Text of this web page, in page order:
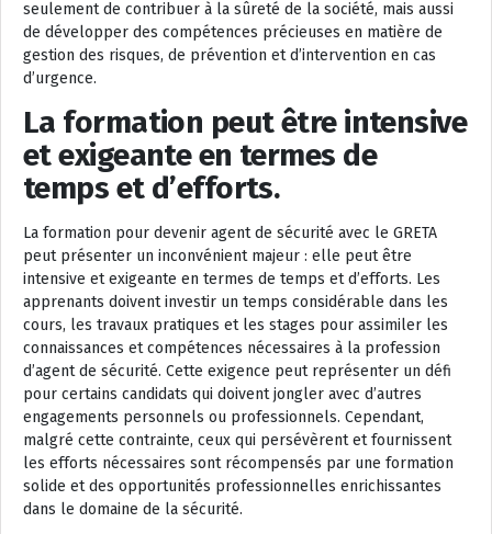
seulement de contribuer à la sûreté de la société, mais aussi
de développer des compétences précieuses en matière de
gestion des risques, de prévention et d’intervention en cas
d’urgence.
La formation peut être intensive
et exigeante en termes de
temps et d’efforts.
La formation pour devenir agent de sécurité avec le GRETA
peut présenter un inconvénient majeur : elle peut être
intensive et exigeante en termes de temps et d’efforts. Les
apprenants doivent investir un temps considérable dans les
cours, les travaux pratiques et les stages pour assimiler les
connaissances et compétences nécessaires à la profession
d’agent de sécurité. Cette exigence peut représenter un défi
pour certains candidats qui doivent jongler avec d’autres
engagements personnels ou professionnels. Cependant,
malgré cette contrainte, ceux qui persévèrent et fournissent
les efforts nécessaires sont récompensés par une formation
solide et des opportunités professionnelles enrichissantes
dans le domaine de la sécurité.